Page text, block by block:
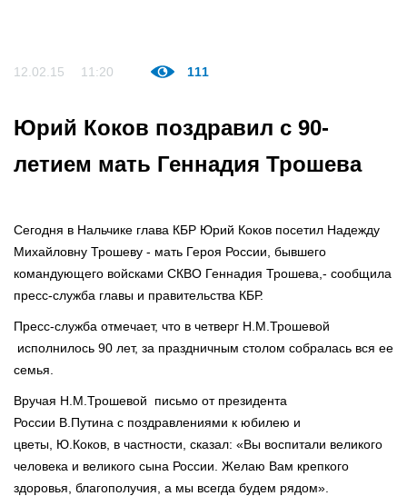
12.02.15 11:20 111
Юрий Коков поздравил с 90-
летием мать Геннадия Трошева
Сегодня в Нальчике глава КБР Юрий Коков посетил Надежду
Михайловну Трошеву - мать Героя России, бывшего
командующего войсками СКВО Геннадия Трошева,- сообщила
пресс-служба главы и правительства КБР.
Пресс-служба отмечает, что в четверг Н.М.Трошевой
исполнилось 90 лет, за праздничным столом собралась вся ее
семья.
Вручая Н.М.Трошевой письмо от президента
России В.Путина с поздравлениями к юбилею и
цветы, Ю.Коков, в частности, сказал: «Вы воспитали великого
человека и великого сына России. Желаю Вам крепкого
здоровья, благополучия, а мы всегда будем рядом».